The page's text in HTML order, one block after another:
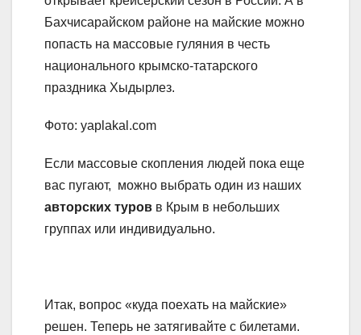
Бахчисарайском районе на майские можно
попасть на массовые гуляния в честь
национального крымско-татарского
праздника Хыдырлез.
Фото: yaplakal.com
Если массовые скопления людей пока еще
вас пугают, можно выбрать один из наших
авторских туров в Крым в небольших
группах или индивидуально.
Итак, вопрос «куда поехать на майские»
решен. Теперь не затягивайте с билетами.